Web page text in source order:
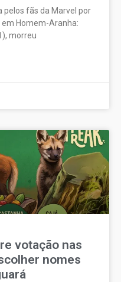
pelos fãs da Marvel por
Homem-Aranha:
morreu
votação nas
nomes